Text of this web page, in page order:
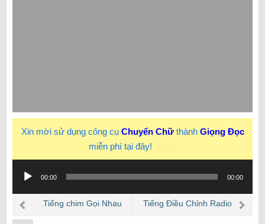
Xin mời sử dụng công cụ Chuyển Chữthành Giọng Đọc
miễn phí tại đây!
phát
âm
thanh
00:00 00:00
Tiếng chim Gọi Nhau Tiếng Điều Chỉnh Radio